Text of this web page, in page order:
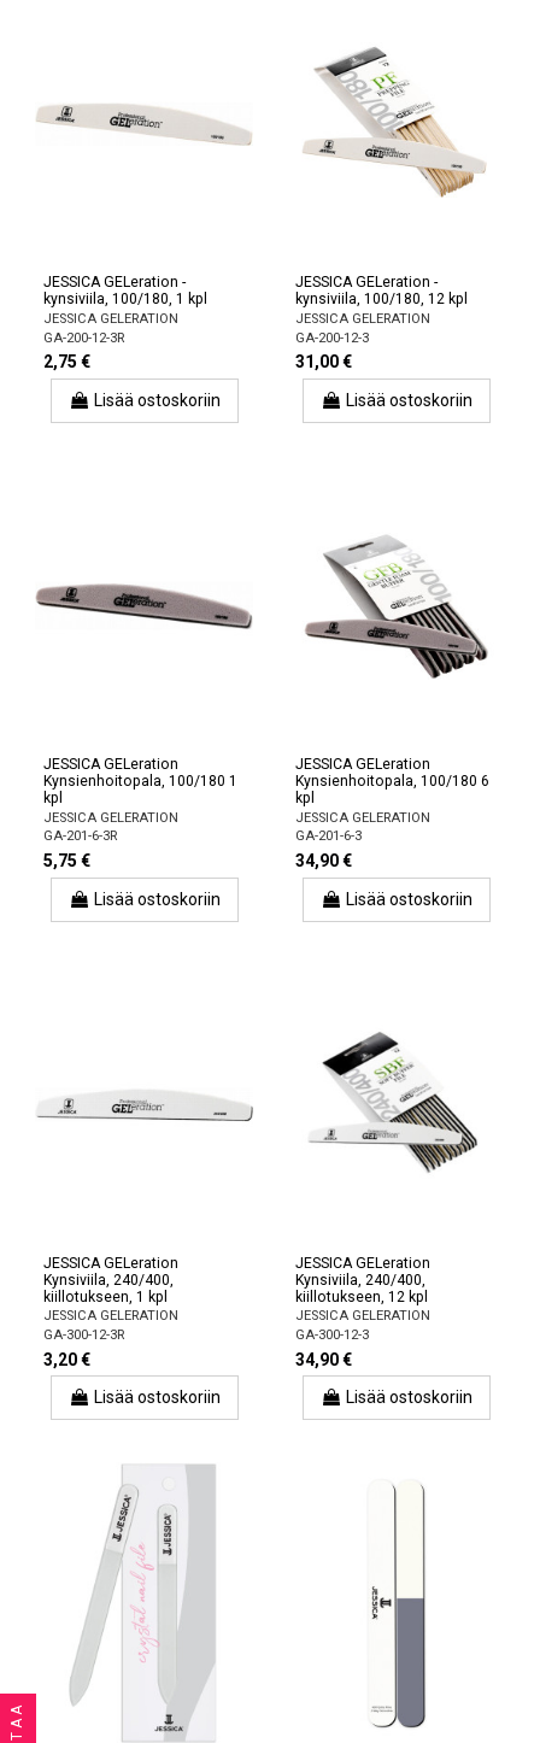
JESSICA GELeration -
kynsiviila, 100/180, 1 kpl
JESSICA GELERATION
GA-200-12-3R
2,75 €
Lisää ostoskoriin
JESSICA GELeration -
kynsiviila, 100/180, 12 kpl
JESSICA GELERATION
GA-200-12-3
31,00 €
Lisää ostoskoriin
JESSICA GELeration
Kynsienhoitopala, 100/180 1
kpl
JESSICA GELERATION
GA-201-6-3R
5,75 €
Lisää ostoskoriin
JESSICA GELeration
Kynsienhoitopala, 100/180 6
kpl
JESSICA GELERATION
GA-201-6-3
34,90 €
Lisää ostoskoriin
JESSICA GELeration
Kynsiviila, 240/400,
kiillotukseen, 1 kpl
JESSICA GELERATION
GA-300-12-3R
3,20 €
Lisää ostoskoriin
JESSICA GELeration
Kynsiviila, 240/400,
kiillotukseen, 12 kpl
JESSICA GELERATION
GA-300-12-3
34,90 €
Lisää ostoskoriin